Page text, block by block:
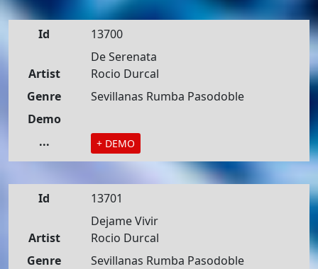
Id
13700
De Serenata
Artist
Rocio Durcal
Genre
Sevillanas Rumba Pasodoble
Demo
...
+ DEMO
Id
13701
Dejame Vivir
Artist
Rocio Durcal
Genre
Sevillanas Rumba Pasodoble